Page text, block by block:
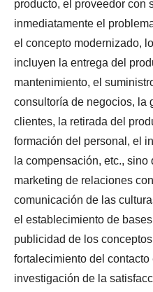
producto, el proveedor con
inmediatamente el
el concepto modernizado,
incluyen la entrega del
mantenimiento, el
consultoría de negocios, la
clientes, la retirada del
formación del personal, el
la compensación, etc.,
marketing de relaciones
comunicación de las
el establecimiento de
publicidad de los
fortalecimiento del contacto
investigación de la